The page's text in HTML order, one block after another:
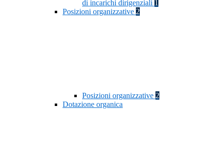
di incarichi dirigenziali 1
Posizioni organizzative 2
Posizioni organizzative 2
Dotazione organica